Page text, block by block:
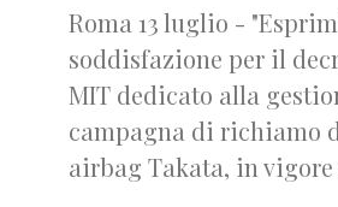
Roma 13 luglio -
soddisfazione per il
MIT dedicato alla
campagna di richiamo
airbag Takata, in vigore